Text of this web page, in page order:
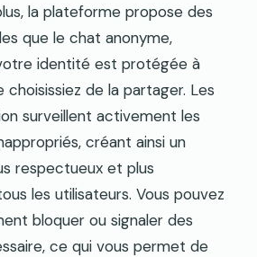
la plateforme propose des
que le chat anonyme,
identité est protégée à
choisissiez de la partager. Les
surveillent activement les
créant ainsi un
respectueux et plus
les utilisateurs. Vous pouvez
bloquer ou signaler des
ce qui vous permet de